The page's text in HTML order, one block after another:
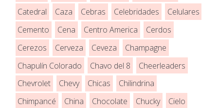
Catedral
Caza Cebras Celebridades
Celulares
Cemento
Cena Centro America
Cerdos
Cerezos
Cerveza Ceveza
Champagne
Chapulín Colorado
Chavo del 8
Cheerleaders
Chevrolet
Chevy Chicas
Chilindrina
Chimpancé
China Chocolate Chucky
Cielo